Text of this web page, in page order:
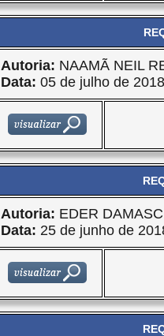
Autoria: NAAMÃ NEIL
Data: 05 de julho de 2018
Autoria: EDER
Data: 25 de junho de